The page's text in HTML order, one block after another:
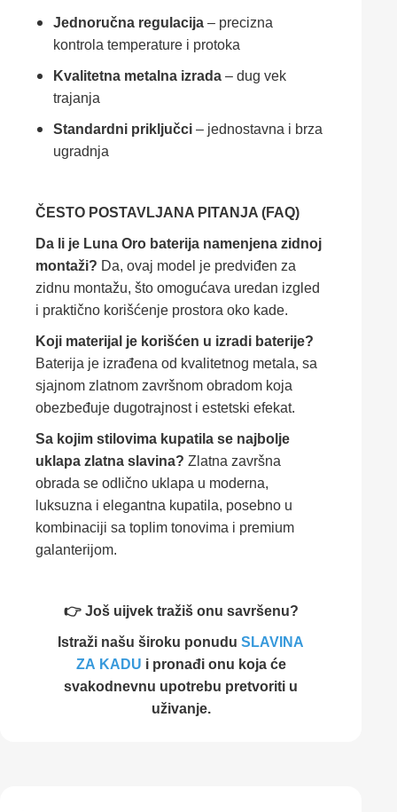
Jednoručna regulacija – precizna
kontrola temperature i protoka
Kvalitetna metalna izrada – dug vek
trajanja
Standardni priključci – jednostavna i brza
ugradnja
ČESTO POSTAVLJANA PITANJA (FAQ)
Da li je Luna Oro baterija namenjena zidnoj
montaži? Da, ovaj model je predviđen za
zidnu montažu, što omogućava uredan izgled
i praktično korišćenje prostora oko kade.
Koji materijal je korišćen u izradi baterije?
Baterija je izrađena od kvalitetnog metala, sa
sjajnom zlatnom završnom obradom koja
obezbeđuje dugotrajnost i estetski efekat.
Sa kojim stilovima kupatila se najbolje
uklapa zlatna slavina? Zlatna završna
obrada se odlično uklapa u moderna,
luksuzna i elegantna kupatila, posebno u
kombinaciji sa toplim tonovima i premium
galanterijom.
👉 Još uijvek tražiš onu savršenu?
Istraži našu široku ponudu SLAVINA
ZA KADU i pronađi onu koja će
svakodnevnu upotrebu pretvoriti u
uživanje.